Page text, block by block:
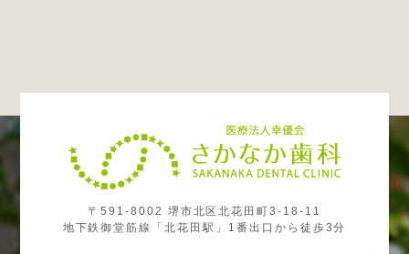
〒591-8002 堺市北区北花田町3-18-11
地下鉄御堂筋線「北花田駅」1番出口から徒歩3分